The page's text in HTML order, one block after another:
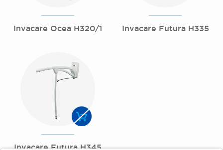
Invacare Ocea H320/1 Invacare Futura H335
Invacare Futura H345